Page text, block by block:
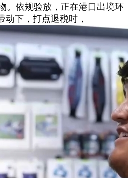
。依规验放，正在港口出境环
动下，打点退税时，